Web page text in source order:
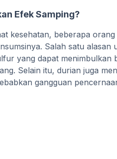
Efek Samping?
kesehatan, beberapa
Salah satu alasan
yang dapat menimbulkan
Selain itu, durian juga
gangguan